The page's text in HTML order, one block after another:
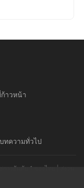
าวหน้า
บทความทั่วไป
ารอันดับ 1 ของไทย | สงวน